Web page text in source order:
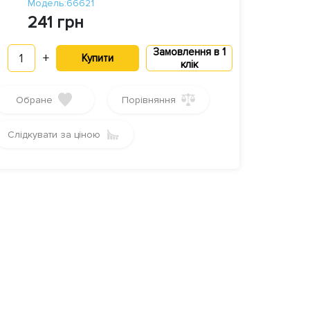
Модель:66621
241 грн
1 + Купити
Замовлення в 1
клік
Обране Порівняння
Слідкувати за ціною